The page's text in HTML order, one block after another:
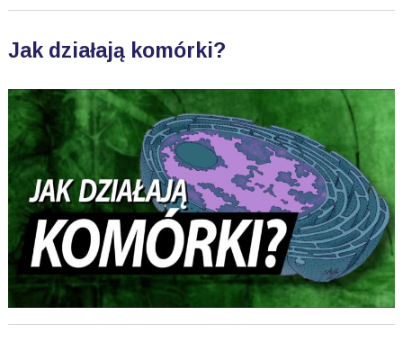
Jak działają komórki?